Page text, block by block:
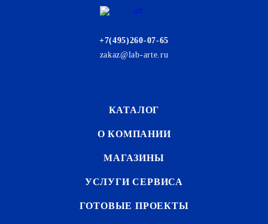
+7(495)260-07-65
zakaz@lab-arte.ru
КАТАЛОГ
О КОМПАНИИ
МАГАЗИНЫ
УСЛУГИ СЕРВИСА
ГОТОВЫЕ ПРОЕКТЫ